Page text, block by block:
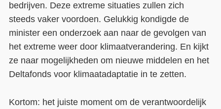
bedrijven. Deze extreme situaties zullen zich
steeds vaker voordoen. Gelukkig kondigde de
minister een onderzoek aan naar de gevolgen van
het extreme weer door klimaatverandering. En kijkt
ze naar mogelijkheden om nieuwe middelen en het
Deltafonds voor klimaatadaptatie in te zetten.
Kortom: het juiste moment om de verantwoordelijk